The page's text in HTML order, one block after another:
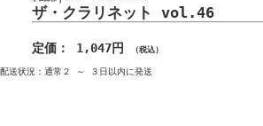
ザ・クラリネット vol.46
定価： 1,047円 （税込）
配送状況：通常２ ～ ３日以内に発送